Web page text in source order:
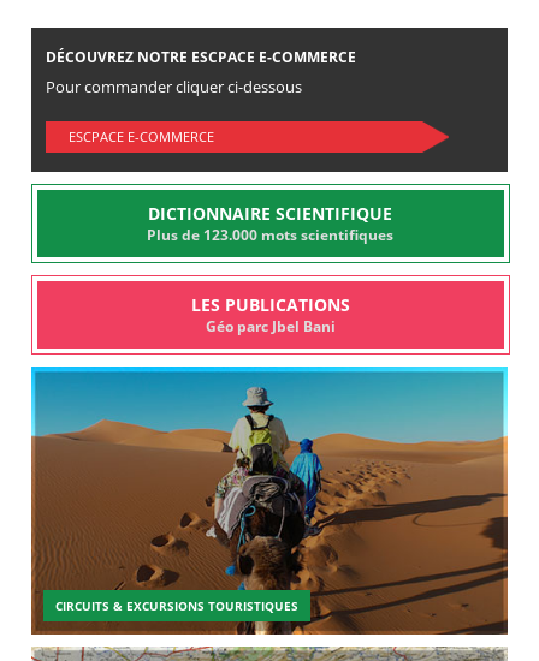
DÉCOUVREZ NOTRE ESCPACE E-COMMERCE
Pour commander cliquer ci-dessous
ESCPACE E-COMMERCE
DICTIONNAIRE SCIENTIFIQUE
Plus de 123.000 mots scientifiques
LES PUBLICATIONS
Géo parc Jbel Bani
CIRCUITS & EXCURSIONS TOURISTIQUES